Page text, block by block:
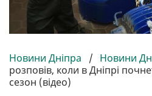
Новини Дніпра / Новини
розповів, коли в Дніпрі
сезон (відео)